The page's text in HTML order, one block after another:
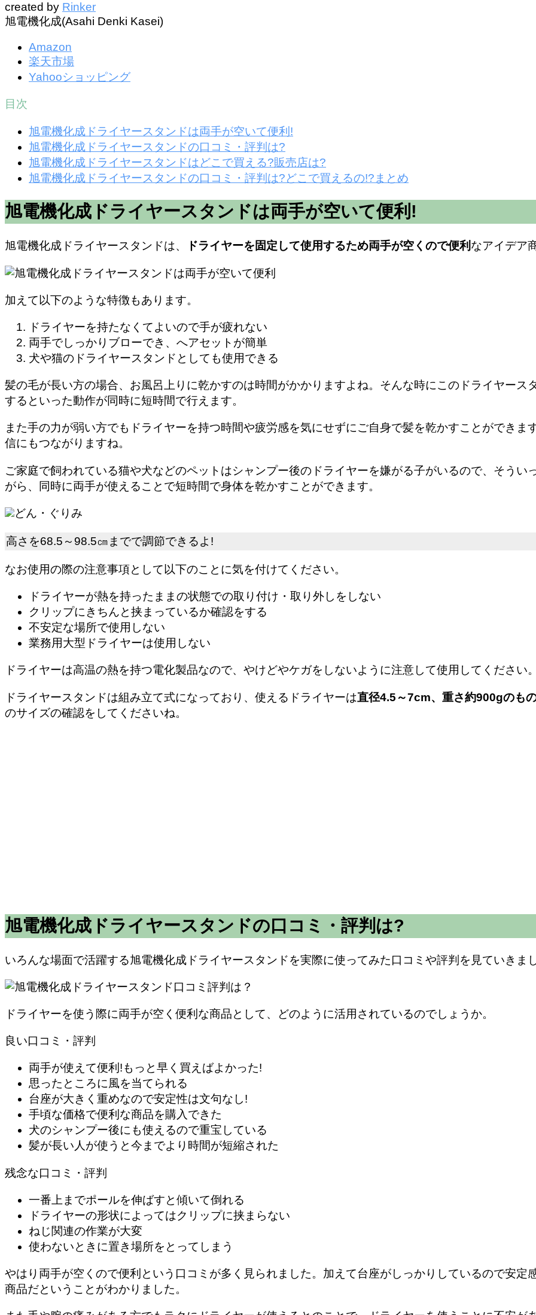
created by Rinker
旭電機化成(Asahi Denki Kasei)
Amazon
楽天市場
Yahooショッピング
目次
旭電機化成ドライヤースタンドは両手が空いて便利!
旭電機化成ドライヤースタンドの口コミ・評判は?
旭電機化成ドライヤースタンドはどこで買える?販売店は?
旭電機化成ドライヤースタンドの口コミ・評判は?どこで買えるの!?まとめ
旭電機化成ドライヤースタンドは両手が空いて便利!
旭電機化成ドライヤースタンドは、 ドライヤーを固定して使用するため両手が空くので便利 なアイデア
加えて以下のような特徴もあります。
ドライヤーを持たなくてよいので手が疲れない
両手でしっかりブローでき、へアセットが簡単
犬や猫のドライヤースタンドとしても使用できる
髪の毛が長い方の場合、お風呂上りに乾かすのは時間がかかりますよね。そんな時にこのドライヤース
するといった動作が同時に短時間で行えます。
また手の力が弱い方でもドライヤーを持つ時間や疲労感を気にせずにご自身で髪を乾かすことができ
信にもつながりますね。
ご家庭で飼われている猫や犬などのペットはシャンプー後のドライヤーを嫌がる子がいるので、そう
がら、同時に両手が使えることで短時間で身体を乾かすことができます。
どん・ぐりみ
高さを68.5～98.5㎝までで調節できるよ!
なお使用の際の注意事項として以下のことに気を付けてください。
ドライヤーが熱を持ったままの状態での取り付け・取り外しをしない
クリップにきちんと挟まっているか確認をする
不安定な場所で使用しない
業務用大型ドライヤーは使用しない
ドライヤーは高温の熱を持つ電化製品なので、やけどやケガをしないように注意して使用してください
ドライヤースタンドは組み立て式になっており、使えるドライヤーは直径4.5～7cm、重さ約900gのも
のサイズの確認をしてくださいね。
旭電機化成ドライヤースタンドの口コミ・評判は?
いろんな場面で活躍する旭電機化成ドライヤースタンドを実際に使ってみた口コミや評判を見ていきま
ドライヤーを使う際に両手が空く便利な商品として、どのように活用されているのでしょうか。
良い口コミ・評判
両手が使えて便利!もっと早く買えばよかった!
思ったところに風を当てられる
台座が大きく重めなので安定性は文句なし!
手頃な価格で便利な商品を購入できた
犬のシャンプー後にも使えるので重宝している
髪が長い人が使うと今までより時間が短縮された
残念な口コミ・評判
一番上までポールを伸ばすと傾いて倒れる
ドライヤーの形状によってはクリップに挟まらない
ねじ関連の作業が大変
使わないときに置き場所をとってしまう
やはり 両手が空くので便利という口コミが多く見られました。 加えて台座がしっかりしているので安定
商品だということがわかりました。